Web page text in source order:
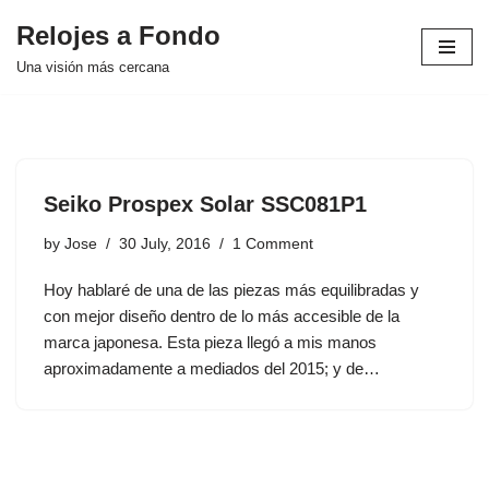
Skip
Relojes a Fondo
Una visión más cercana
Seiko Prospex Solar SSC081P1
by Jose 30 July, 2016 1 Comment
Hoy hablaré de una de las piezas más equilibradas y
con mejor diseño dentro de lo más accesible de la
marca japonesa. Esta pieza llegó a mis manos
aproximadamente a mediados del 2015; y de…